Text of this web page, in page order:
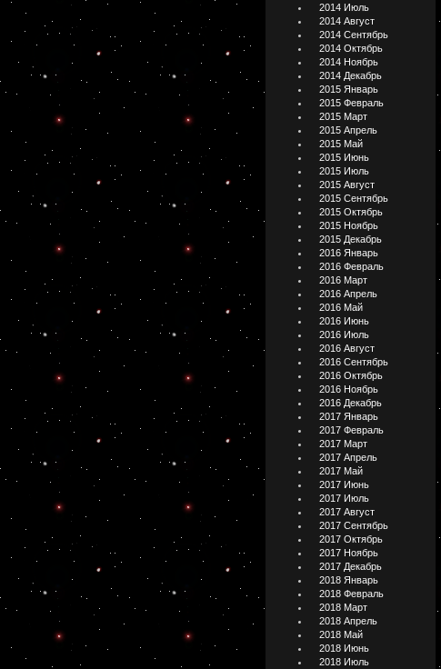
2014 Июль
2014 Август
2014 Сентябрь
2014 Октябрь
2014 Ноябрь
2014 Декабрь
2015 Январь
2015 Февраль
2015 Март
2015 Апрель
2015 Май
2015 Июнь
2015 Июль
2015 Август
2015 Сентябрь
2015 Октябрь
2015 Ноябрь
2015 Декабрь
2016 Январь
2016 Февраль
2016 Март
2016 Апрель
2016 Май
2016 Июнь
2016 Июль
2016 Август
2016 Сентябрь
2016 Октябрь
2016 Ноябрь
2016 Декабрь
2017 Январь
2017 Февраль
2017 Март
2017 Апрель
2017 Май
2017 Июнь
2017 Июль
2017 Август
2017 Сентябрь
2017 Октябрь
2017 Ноябрь
2017 Декабрь
2018 Январь
2018 Февраль
2018 Март
2018 Апрель
2018 Май
2018 Июнь
2018 Июль